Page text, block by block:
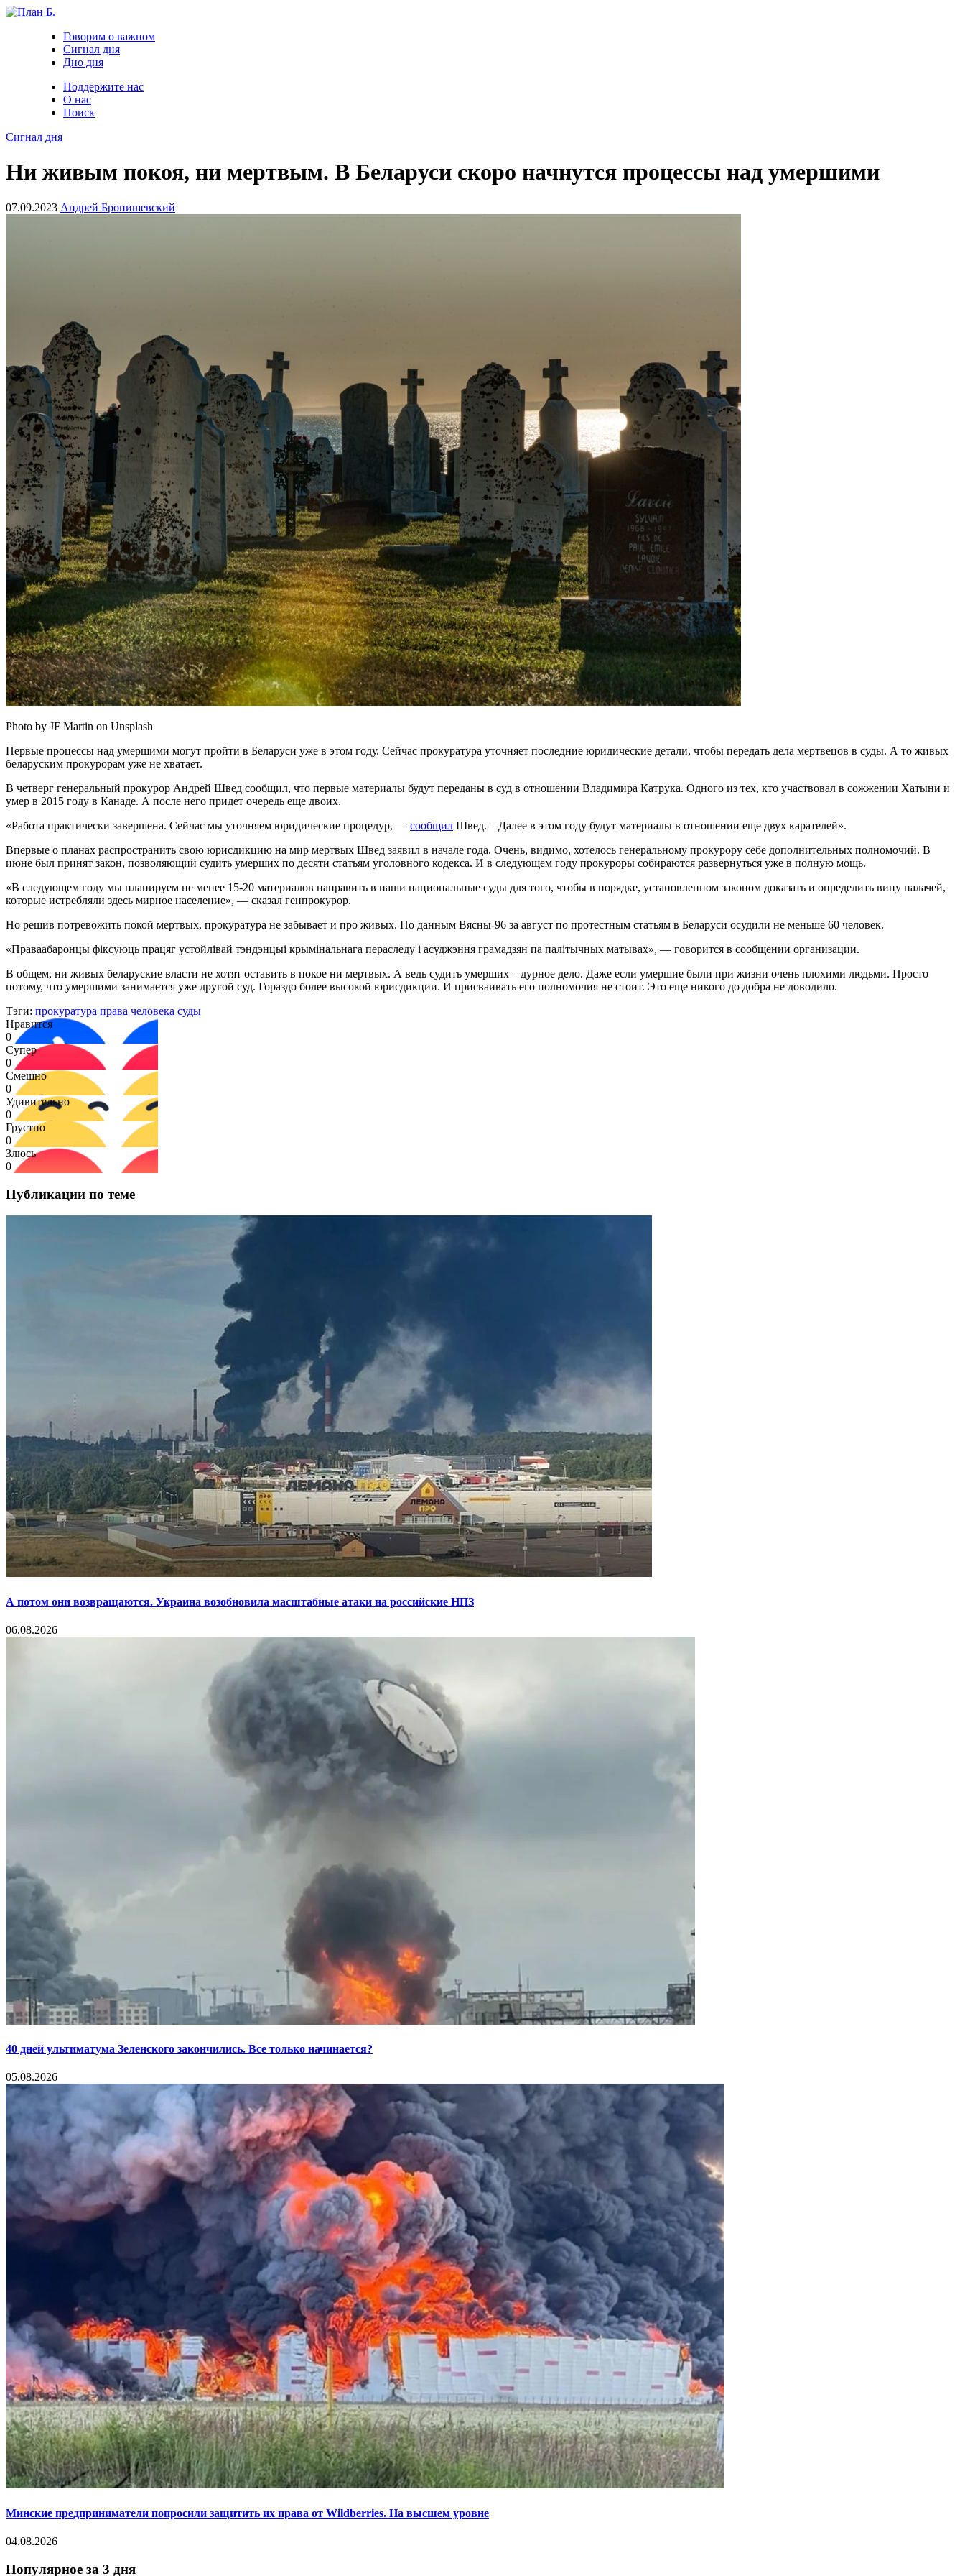
Говорим о важном
Сигнал дня
Дно дня
Поддержите нас
О нас
Поиск
Сигнал дня
Ни живым покоя, ни мертвым. В Беларуси скоро начнутся процессы над умершими
07.09.2023 Андрей Бронишевский
Photo by JF Martin on Unsplash
Первые процессы над умершими могут пройти в Беларуси уже в этом году. Сейчас прокуратура уточняет последние юридические детали, чтобы передать дела мертвецов в суды. А то живых
беларуским прокурорам уже не хватает.
В четверг генеральный прокурор Андрей Швед сообщил, что первые материалы будут переданы в суд в отношении Владимира Катрука. Одного из тех, кто участвовал в сожжении Хатыни и
умер в 2015 году в Канаде. А после него придет очередь еще двоих.
«Работа практически завершена. Сейчас мы уточняем юридические процедур, — сообщил Швед. – Далее в этом году будут материалы в отношении еще двух карателей».
Впервые о планах распространить свою юрисдикцию на мир мертвых Швед заявил в начале года. Очень, видимо, хотелось генеральному прокурору себе дополнительных полномочий. В
июне был принят закон, позволяющий судить умерших по десяти статьям уголовного кодекса. И в следующем году прокуроры собираются развернуться уже в полную мощь.
«В следующем году мы планируем не менее 15-20 материалов направить в наши национальные суды для того, чтобы в порядке, установленном законом доказать и определить вину палачей,
которые истребляли здесь мирное население», — сказал генпрокурор.
Но решив потревожить покой мертвых, прокуратура не забывает и про живых. По данным Вясны-96 за август по протестным статьям в Беларуси осудили не меньше 60 человек.
«Праваабаронцы фіксуюць працяг устойлівай тэндэнцыі крымінальнага пераследу і асуджэння грамадзян па палітычных матывах», — говорится в сообщении организации.
В общем, ни живых беларуские власти не хотят оставить в покое ни мертвых. А ведь судить умерших – дурное дело. Даже если умершие были при жизни очень плохими людьми. Просто
потому, что умершими занимается уже другой суд. Гораздо более высокой юрисдикции. И присваивать его полномочия не стоит. Это еще никого до добра не доводило.
Тэги: прокуратура права человека суды
Нравится
0
Супер
0
Смешно
0
Удивительно
0
Грустно
0
Злюсь
0
Публикации по теме
А потом они возвращаются. Украина возобновила масштабные атаки на российские НПЗ
06.08.2026
40 дней ультиматума Зеленского закончились. Все только начинается?
05.08.2026
Минские предприниматели попросили защитить их права от Wildberries. На высшем уровне
04.08.2026
Популярное за 3 дня